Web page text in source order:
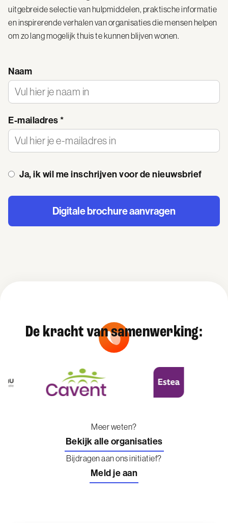
uitgebreide selectie van hulpmiddelen, praktische informatie
en inspirerende verhalen van organisaties die mensen helpen
om zo lang mogelijk thuis te kunnen blijven wonen.
Naam
E-mailadres *
Ja, ik wil me inschrijven voor de nieuwsbrief
De kracht van samenwerking:
Meer weten?
Bekijk alle organisaties
Bijdragen aan ons initiatief?
Meld je aan